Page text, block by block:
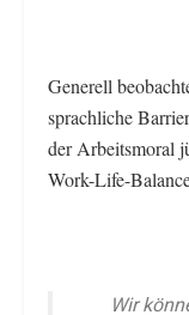
Generell
sprachliche
der Arbeitsmoral
Work-Life-
Wir